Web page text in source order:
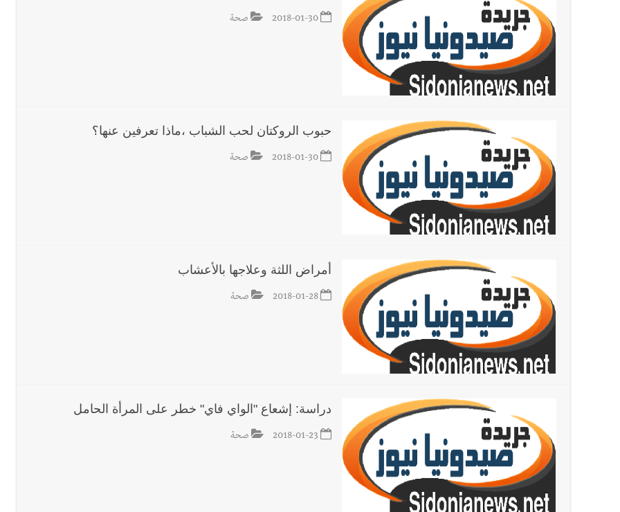
2018-01-30 صحة
حبوب الروكتان لحب الشباب ،ماذا تعرفين عنها؟
2018-01-30 صحة
أمراض اللثة وعلاجها بالأعشاب
2018-01-28 صحة
دراسة: إشعاع "الواي فاي" خطر على المرأة الحامل
2018-01-23 صحة